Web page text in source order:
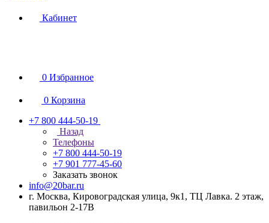
Кабинет
0 Избранное
0 Корзина
+7 800 444-50-19
Назад
Телефоны
+7 800 444-50-19
+7 901 777-45-60
Заказать звонок
info@20bar.ru
г. Москва, Кировоградская улица, 9к1, ТЦ Лавка. 2 этаж,
павильон 2-17В